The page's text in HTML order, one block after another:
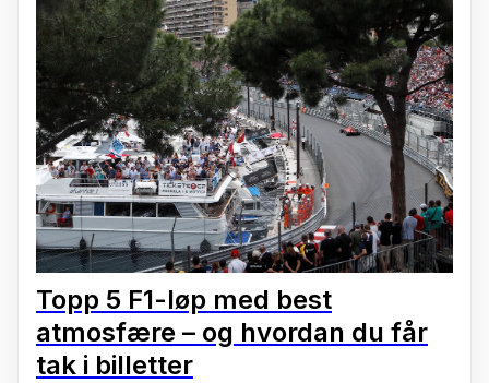
Topp 5 F1-løp med best
atmosfære – og hvordan du får
tak i billetter